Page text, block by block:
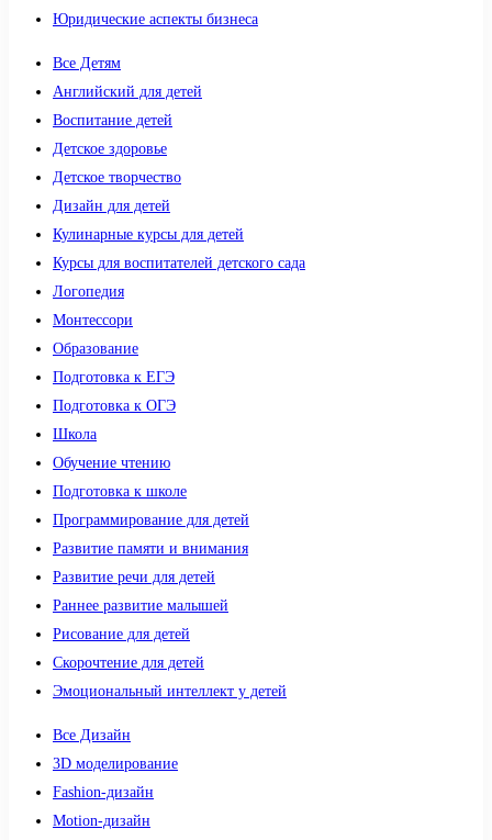
Юридические аспекты бизнеса
Все Детям
Английский для детей
Воспитание детей
Детское здоровье
Детское творчество
Дизайн для детей
Кулинарные курсы для детей
Курсы для воспитателей детского сада
Логопедия
Монтессори
Образование
Подготовка к ЕГЭ
Подготовка к ОГЭ
Школа
Обучение чтению
Подготовка к школе
Программирование для детей
Развитие памяти и внимания
Развитие речи для детей
Раннее развитие малышей
Рисование для детей
Скорочтение для детей
Эмоциональный интеллект у детей
Все Дизайн
3D моделирование
Fashion-дизайн
Motion-дизайн